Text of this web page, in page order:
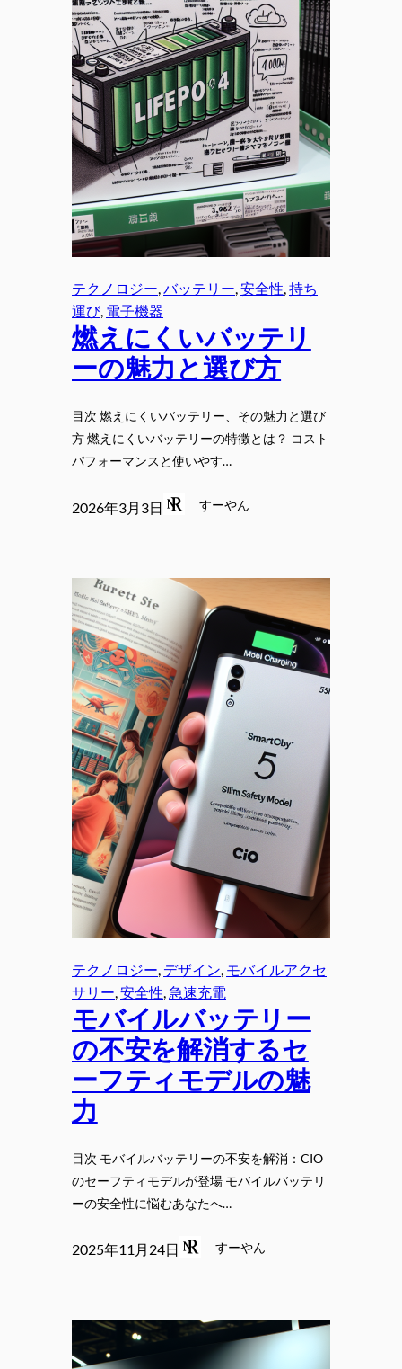
テクノロジー, バッテリー, 安全性, 持ち
運び, 電子機器
燃えにくいバッテリ
ーの魅力と選び方
目次 燃えにくいバッテリー、その魅力と選び
方 燃えにくいバッテリーの特徴とは？ コスト
パフォーマンスと使いやす…
2026年3月3日 すーやん
テクノロジー デザイン モバイルアクセ
サリー 安全性 急速充電
モバイルバッテリー
の不安を解消するセ
ーフティモデルの魅
力
目次 モバイルバッテリーの不安を解消：CIO
のセーフティモデルが登場 モバイルバッテリ
ーの安全性に悩むあなたへ…
2025年11月24日 すーやん